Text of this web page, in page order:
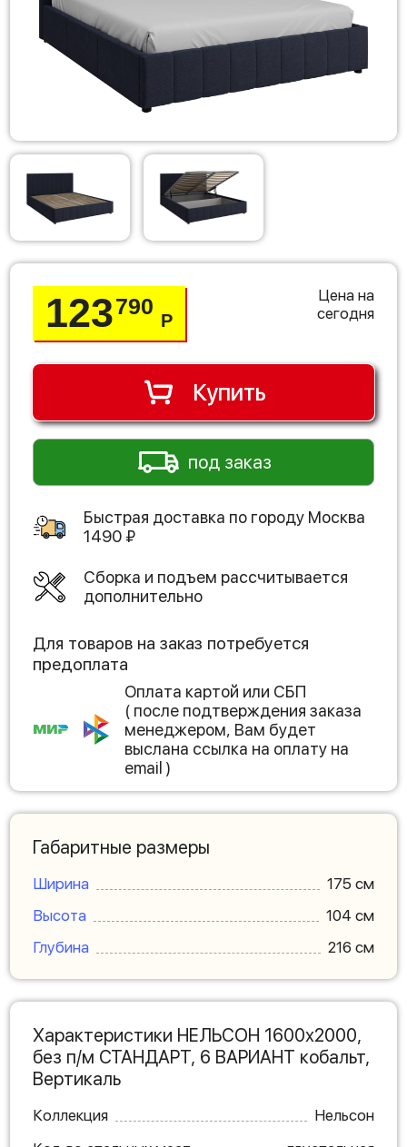
123790
Р
Цена на
сегодня
Купить
под заказ
Быстрая доставка по городу Москва
1490 ₽
Сборка и подъем рассчитывается
дополнительно
Для товаров на заказ потребуется
предоплата
Оплата картой или СБП
( после подтверждения заказа
менеджером, Вам будет
выслана ссылка на оплату на
email )
Габаритные размеры
Ширина
175 см
Высота
104 см
Глубина
216 см
Характеристики НЕЛЬСОН 1600х2000,
без п/м СТАНДАРТ, 6 ВАРИАНТ кобальт,
Вертикаль
Коллекция
Нельсон